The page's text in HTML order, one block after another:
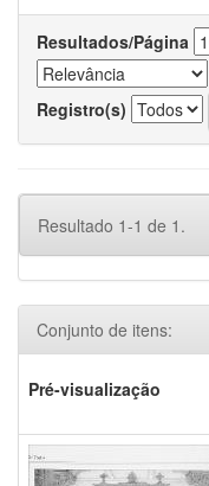
Resultados/Página
Registro(s)
Resultado 1-1 de 1.
Conjunto de itens:
Pré-visualização